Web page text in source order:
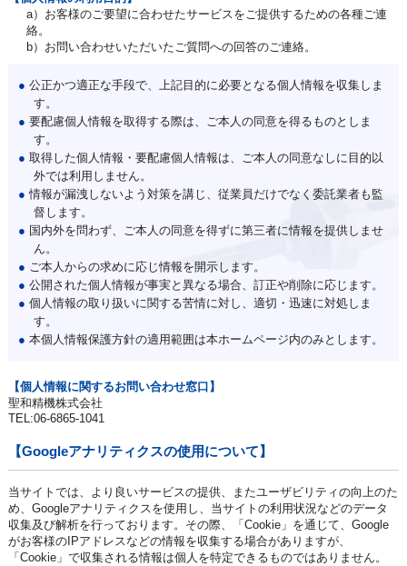
a）お客様のご要望に合わせたサービスをご提供するための各種ご連
絡。
b）お問い合わせいただいたご質問への回答のご連絡。
● 公正かつ適正な手段で、上記目的に必要となる個人情報を収集しま
す。
● 要配慮個人情報を取得する際は、ご本人の同意を得るものとしま
す。
● 取得した個人情報・要配慮個人情報は、ご本人の同意なしに目的以
外では利用しません。
● 情報が漏洩しないよう対策を講じ、従業員だけでなく委託業者も監
督します。
● 国内外を問わず、ご本人の同意を得ずに第三者に情報を提供しませ
ん。
● ご本人からの求めに応じ情報を開示します。
● 公開された個人情報が事実と異なる場合、訂正や削除に応じます。
● 個人情報の取り扱いに関する苦情に対し、適切・迅速に対処しま
す。
● 本個人情報保護方針の適用範囲は本ホームページ内のみとします。
【個人情報に関するお問い合わせ窓口】
聖和精機株式会社
TEL:06-6865-1041
【Googleアナリティクスの使用について】
当サイトでは、より良いサービスの提供、またユーザビリティの向上のた
め、Googleアナリティクスを使用し、当サイトの利用状況などのデータ
収集及び解析を行っております。その際、「Cookie」を通じて、Google
がお客様のIPアドレスなどの情報を収集する場合がありますが、
「Cookie」で収集される情報は個人を特定できるものではありません。